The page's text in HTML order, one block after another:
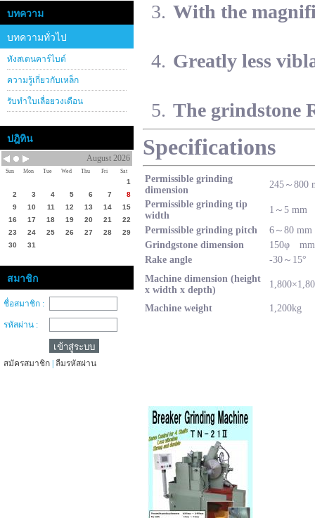
บทความ
บทความทั่วไป
ทังสเตนคาร์ไบด์
ความรู้เกี่ยวกับเหล็ก
รับทำใบเลื่อยวงเดือน
ปฎิทิน
August 2026
Sun Mon Tue Wed Thu Fri Sat
1
2
3 4 5 6 7
8
9
10 11 12 13 14
15
16
17 18 19 20 21
22
23
24 25 26 27 28
29
30
31
สมาชิก
ชื่อสมาชิก :
รหัสผ่าน :
สมัครสมาชิก ลืมรหัสผ่าน
With the
Greatly less
The grindstone
Specifications
Permissible grinding
dimension
245～800
Permissible grinding tip
width
1～5 mm
Permissible grinding pitch
6～80 mm
Grindgstone dimension
150φ mm
Rake angle
-30～15°
Machine dimension (height
x width x depth)
Machine weight 1,200kg